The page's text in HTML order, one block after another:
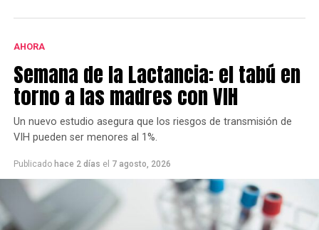
cantidad de firmas.
Este grupo ya se había opuesto al proyecto bajo la
gestión de Héctor Gay y ahora de Federico Susbielles.
El principal fundamento es que rechazan la extracción
de árboles, pero también aseguran que las
modificaciones van a borrar la historia.
AHORA
Semana de la Lactancia: el tabú en
torno a las madres con VIH
Un nuevo estudio asegura que los riesgos de transmisión de
VIH pueden ser menores al 1%.
Publicado hace 2 días el 7 agosto, 2026